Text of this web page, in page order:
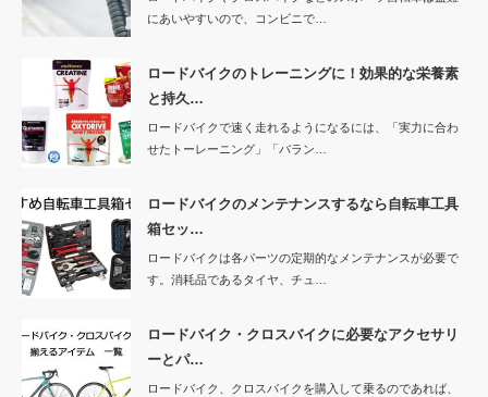
にあいやすいので、コンビニで…
ロードバイクのトレーニングに！効果的な栄養素
と持久…
ロードバイクで速く走れるようになるには、「実力に合わ
せたトーレーニング」「バラン…
ロードバイクのメンテナンスするなら自転車工具
箱セッ…
ロードバイクは各パーツの定期的なメンテナンスが必要で
す。消耗品であるタイヤ、チュ…
ロードバイク・クロスバイクに必要なアクセサリ
ーとパ…
ロードバイク、クロスバイクを購入して乗るのであれば、